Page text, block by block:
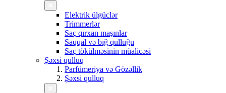
Elektrik ülgüclər
Trimmerlər
Saç qırxan maşınlar
Saqqal və bığ qulluğu
Saç tökülməsinin müalicəsi
Şəxsi qulluq
Parfümeriya və Gözəllik
Şəxsi qulluq